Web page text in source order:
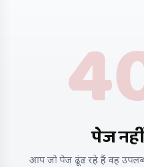
पेज
आप जो पेज ढूंढ रहे हैं वह उपलब्ध